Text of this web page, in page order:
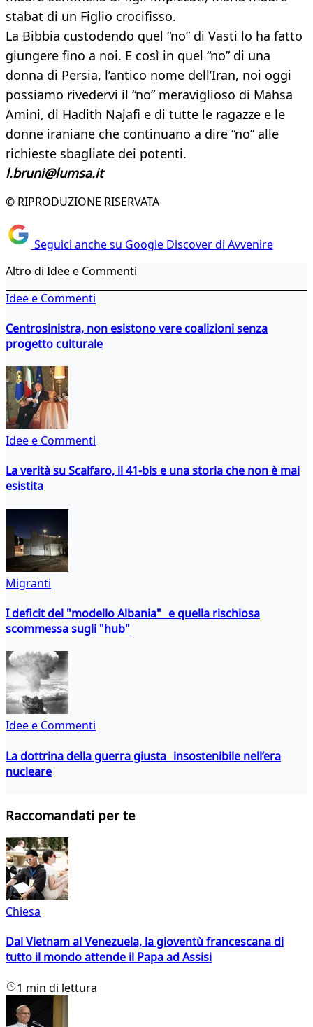
stabat di un Figlio crocifisso.
La Bibbia custodendo quel “no” di Vasti lo ha fatto
giungere fino a noi. E così in quel “no” di una
donna di Persia, l’antico nome dell’Iran, noi oggi
possiamo rivedervi il “no” meraviglioso di Mahsa
Amini, di Hadith Najafi e di tutte le ragazze e le
donne iraniane che continuano a dire “no” alle
richieste sbagliate dei potenti.
l.bruni@lumsa.it
© RIPRODUZIONE RISERVATA
Seguici anche su Google Discover di Avvenire
Altro di Idee e Commenti
Idee e Commenti
Centrosinistra, non esistono vere coalizioni senza
progetto culturale
Idee e Commenti
La verità su Scalfaro, il 41-bis e una storia che non è mai
esistita
Migranti
I deficit del "modello Albania" e quella rischiosa
scommessa sugli "hub"
Idee e Commenti
La dottrina della guerra giusta insostenibile nell’era
nucleare
Raccomandati per te
Chiesa
Dal Vietnam al Venezuela, la gioventù francescana di
tutto il mondo attende il Papa ad Assisi
1 min di lettura